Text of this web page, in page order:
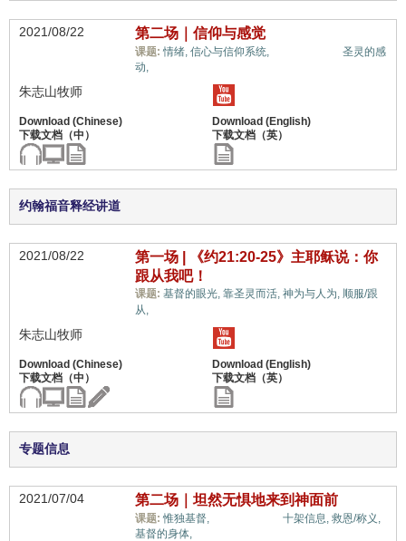
2021/08/22 第二场｜信仰与感觉
课题:情绪, 信心与信仰系统,
圣灵的感
动,
朱志山牧师
约翰福音释经讲道
2021/08/22
第一场 | 《约21:20-25》主耶稣说：你
跟从我吧！
课题: 基督的眼光, 靠圣灵而活, 神为与人为, 顺服/跟
从,
朱志山牧师
专题信息
2021/07/04 第二场｜坦然无惧地来到神面前
课题:惟独基督, 十架信息, 救恩/称义,
基督的身体,